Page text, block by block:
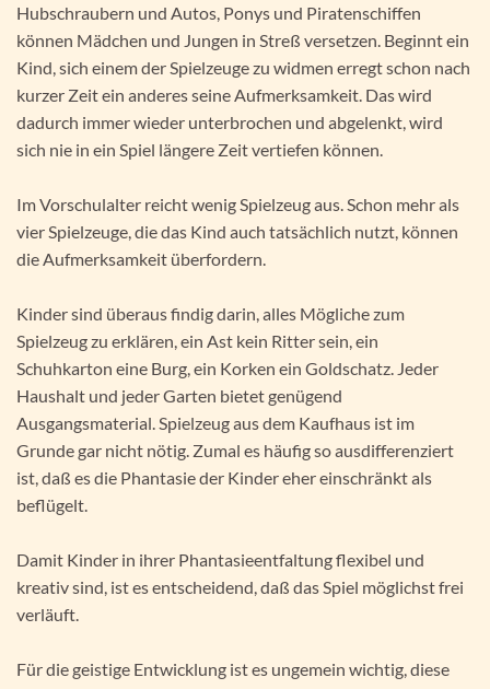
Hubschraubern und Autos, Ponys und Piratenschiffen
können Mädchen und Jungen in Streß versetzen. Beginnt ein
Kind, sich einem der Spielzeuge zu widmen erregt schon nach
kurzer Zeit ein anderes seine Aufmerksamkeit. Das wird
dadurch immer wieder unterbrochen und abgelenkt, wird
sich nie in ein Spiel längere Zeit vertiefen können.
Im Vorschulalter reicht wenig Spielzeug aus. Schon mehr als
vier Spielzeuge, die das Kind auch tatsächlich nutzt, können
die Aufmerksamkeit überfordern.
Kinder sind überaus findig darin, alles Mögliche zum
Spielzeug zu erklären, ein Ast kein Ritter sein, ein
Schuhkarton eine Burg, ein Korken ein Goldschatz. Jeder
Haushalt und jeder Garten bietet genügend
Ausgangsmaterial. Spielzeug aus dem Kaufhaus ist im
Grunde gar nicht nötig. Zumal es häufig so ausdifferenziert
ist, daß es die Phantasie der Kinder eher einschränkt als
beflügelt.
Damit Kinder in ihrer Phantasieentfaltung flexibel und
kreativ sind, ist es entscheidend, daß das Spiel möglichst frei
verläuft.
Für die geistige Entwicklung ist es ungemein wichtig, diese